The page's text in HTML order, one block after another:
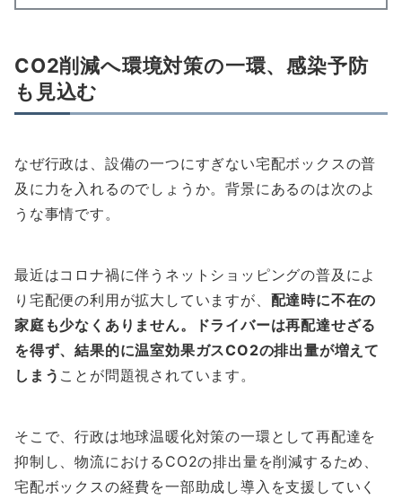
CO2削減へ環境対策の一環、感染予防
も見込む
なぜ行政は、設備の一つにすぎない宅配ボックスの普
及に力を入れるのでしょうか。背景にあるのは次のよ
うな事情です。
最近はコロナ禍に伴うネットショッピングの普及によ
り宅配便の利用が拡大していますが、 配達時に不在の
家庭も少なくありません。ドライバーは再配達せざる
を得ず、結果的に温室効果ガスCO2の排出量が増えて
しまう ことが問題視されています。
そこで、行政は地球温暖化対策の一環として再配達を
抑制し、物流におけるCO2の排出量を削減するため、
宅配ボックスの経費を一部助成し導入を支援していく